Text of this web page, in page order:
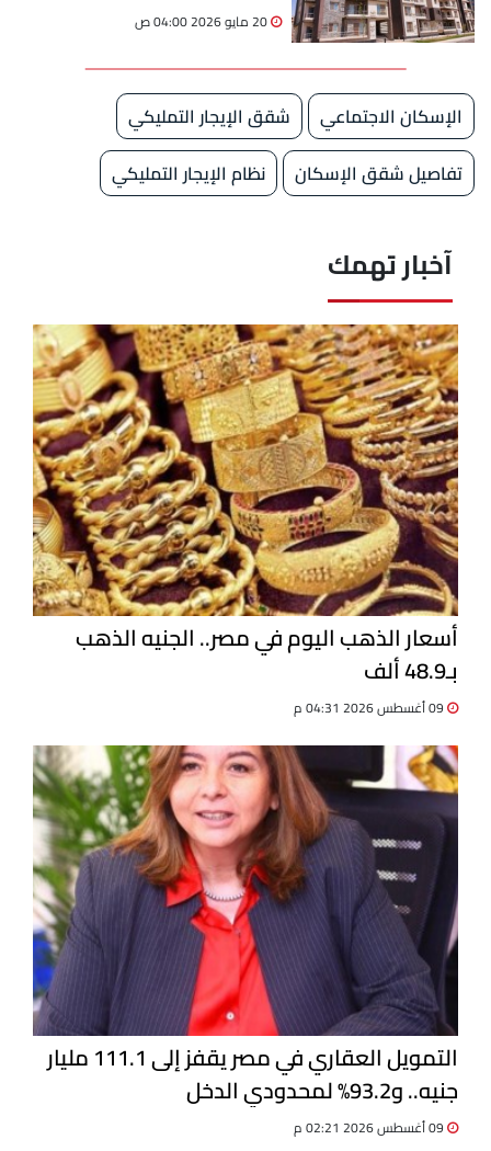
الاجتماعي 2026 والشروط
20 مايو 2026 04:00 ص
الإسكان الاجتماعي
شقق الإيجار التمليكي
تفاصيل شقق الإسكان
نظام الإيجار التمليكي
آخبار تهمك
أسعار الذهب اليوم في مصر.. الجنيه الذهب
بـ48.9 ألف
التمويل العقاري في مصر يقفز إلى 111.1 مليار
جنيه.. و93.2% لمحدودي الدخل